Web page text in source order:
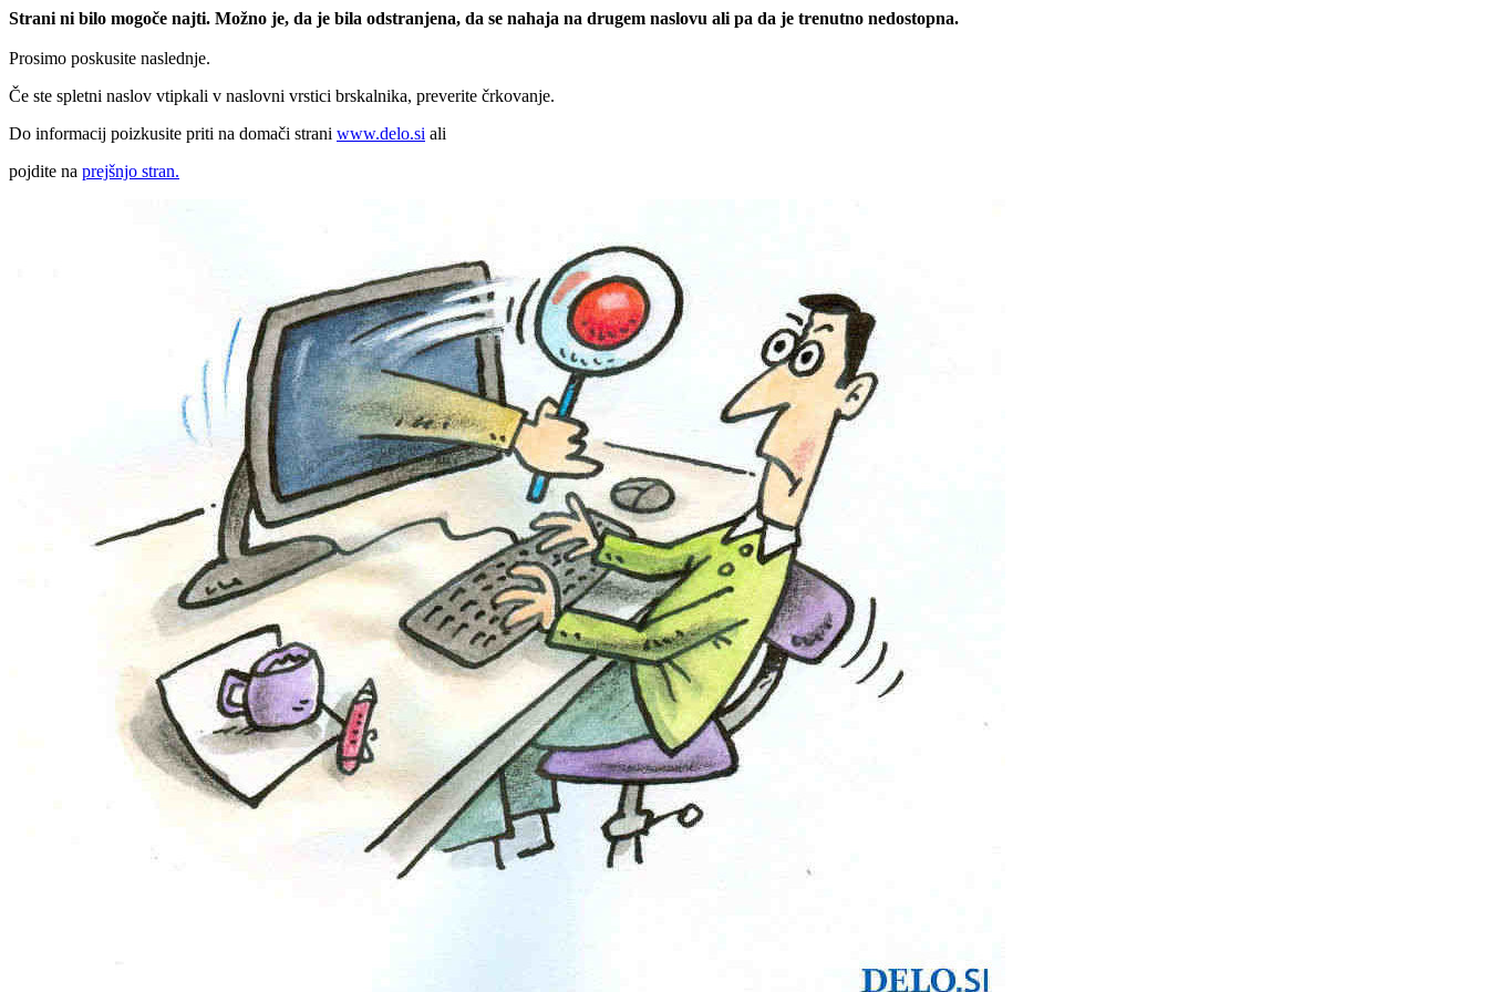
Strani ni bilo mogoče najti. Možno je, da je bila odstranjena, da se nahaja na drugem naslovu ali pa da je trenutno nedostopna.
Prosimo poskusite naslednje.
Če ste spletni naslov vtipkali v naslovni vrstici brskalnika, preverite črkovanje.
Do informacij poizkusite priti na domači strani www.delo.si ali
pojdite na prejšnjo stran.